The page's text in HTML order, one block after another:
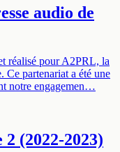
audio de
réalisé pour A2PRL, la
Ce partenariat a été une
notre engagemen…
(2022-2023)